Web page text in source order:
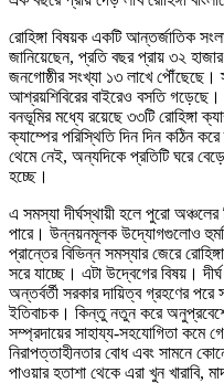
রোহিঙ্গা বিষয়ক একটি আন্তর্জাতিক
জানিয়েছেন, প্রতি বছর প্রায় ৩২ হাজার
জনগোষ্ঠীর সংখ্যা ১৩ লাখে
আশ্রয়শিবিরের বাইরেও বসতি
বনভূমির মধ্যে রয়েছে ৩৩টি রোহিঙ্গা
ক্যাম্পের পরিস্থিতি দিন দিন কঠিন
থেমে নেই, অন্যদিকে প্রতিটি ঘরে
হচ্ছে।
এ সমস্যা দীর্ঘস্থায়ী হলে পুরো
পারে। উন্নয়নমূলক উদ্যোগগুলোও
প্রান্তের বিভিন্ন সমস্যার জেরে
সরে যাচ্ছে। এটা উদ্বেগের বিষয়।
অন্তর্বর্তী সরকার দায়িত্ব গ্রহণের পরে
ইতিবাচক। কিন্তু নতুন করে
সম্প্রদায়ের সাহায্য-সহযোগিতা কমে
নিরাপত্তাহীনতার বোধ এবং সামনে
পাওয়ার হতাশা থেকে এরা খুন খারাবি,